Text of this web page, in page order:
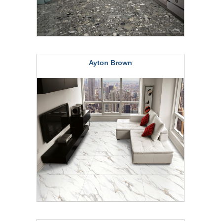
Ayton Brown